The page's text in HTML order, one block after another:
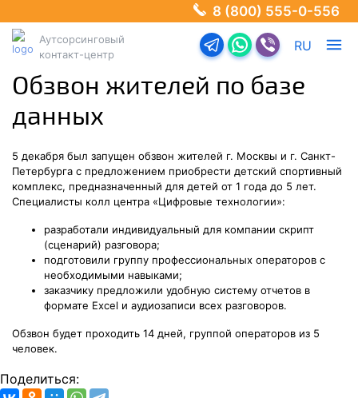
8 (800) 555-0-556
Аутсорсинговый
контакт-центр
Перейти в телеграм-
Перейти в Ватсап
Перейти в
RU
Обзвон жителей по базе
данных
5 декабря был запущен обзвон жителей г. Москвы и г. Санкт-
Петербурга с предложением приобрести детский спортивный
комплекс, предназначенный для детей от 1 года до 5 лет.
Специалисты колл центра «Цифровые технологии»:
разработали индивидуальный для компании скрипт
(сценарий) разговора;
подготовили группу профессиональных операторов с
необходимыми навыками;
заказчику предложили удобную систему отчетов в
формате Excel и аудиозаписи всех разговоров.
Обзвон будет проходить 14 дней, группой операторов из 5
человек.
Поделиться: